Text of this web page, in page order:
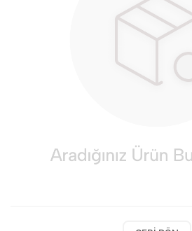
Elektrikli Aksamlar
Elektrikli Süpürge
Fan
Klima